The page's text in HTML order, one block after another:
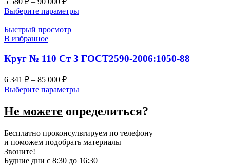
Выберите параметры
Быстрый просмотр
В избранное
Круг № 110 Ст 3 ГОСТ2590-2006:1050-88
6 341 ₽ – 85 000 ₽
Выберите параметры
Не можете определиться?
Бесплатно проконсультируем по телефону
и поможем подобрать материалы
Звоните!
Будние дни с 8:30 до 16:30